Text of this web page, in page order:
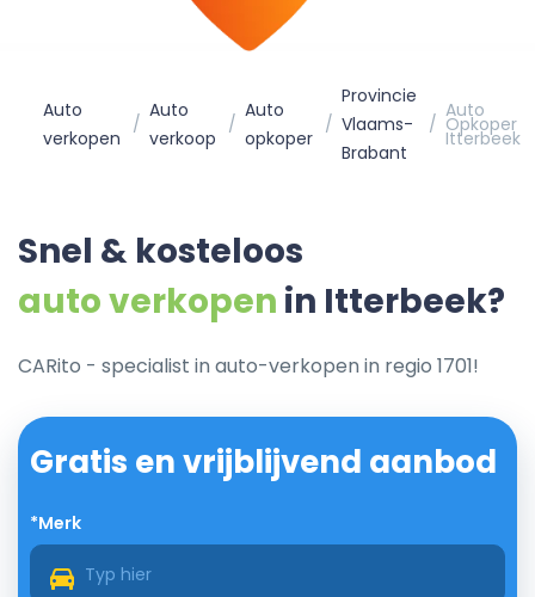
Auto
verkopen
Auto
verkoop
Auto
opkoper
Provincie
Vlaams-
Brabant
Auto
Opkoper
Itterbeek
Snel & kosteloos
auto verkopen in Itterbeek?
CARito - specialist in auto-verkopen in regio 1701!
Gratis en vrijblijvend aanbod
*Merk